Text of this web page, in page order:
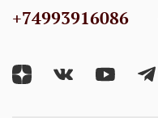
+74993916086